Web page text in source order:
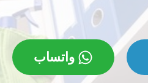
واتساب